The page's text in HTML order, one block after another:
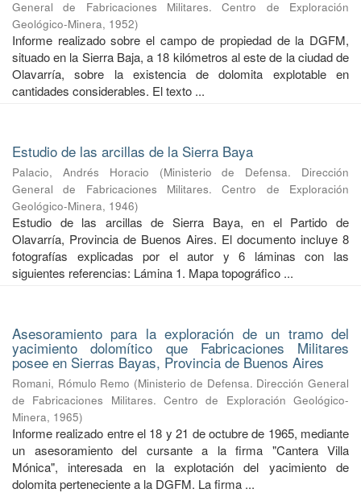
General de Fabricaciones Militares. Centro de Exploración
Geológico-Minera, 1952)
Informe realizado sobre el campo de propiedad de la DGFM,
situado en la Sierra Baja, a 18 kilómetros al este de la ciudad de
Olavarría, sobre la existencia de dolomita explotable en
cantidades considerables. El texto ...
Estudio de las arcillas de la Sierra Baya
Palacio, Andrés Horacio (Ministerio de Defensa. Dirección
General de Fabricaciones Militares. Centro de Exploración
Geológico-Minera, 1946)
Estudio de las arcillas de Sierra Baya, en el Partido de
Olavarría, Provincia de Buenos Aires. El documento incluye 8
fotografías explicadas por el autor y 6 láminas con las
siguientes referencias: Lámina 1. Mapa topográfico ...
Asesoramiento para la exploración de un tramo del
yacimiento dolomítico que Fabricaciones Militares
posee en Sierras Bayas, Provincia de Buenos Aires
Romani, Rómulo Remo (Ministerio de Defensa. Dirección General
de Fabricaciones Militares. Centro de Exploración Geológico-
Minera, 1965)
Informe realizado entre el 18 y 21 de octubre de 1965, mediante
un asesoramiento del cursante a la firma "Cantera Villa
Mónica", interesada en la explotación del yacimiento de
dolomita perteneciente a la DGFM. La firma ...